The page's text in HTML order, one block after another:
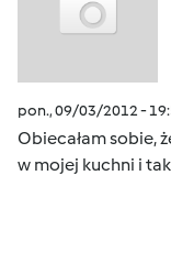
pon., 09/03/2012 -
Obiecałam sobie,
w mojej kuchni i